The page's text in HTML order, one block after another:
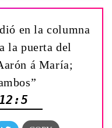
en la columna
la puerta del
á María;